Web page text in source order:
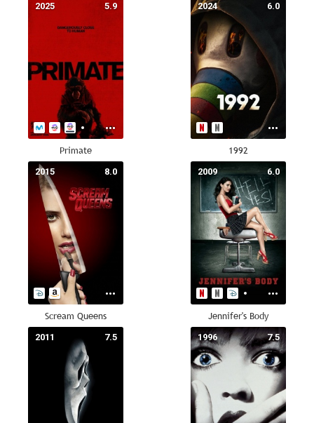
5.9
2025
Primate
6.0
2024
1992
8.0
2015
Scream Queens
6.0
2009
Jennifer's Body
7.5
2011 7.5
1996